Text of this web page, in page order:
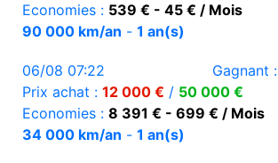
Economies : 539 € - 45 € / Mois
90 000 km/an - 1 an(s)
06/08 07:22 Gagnant :
Prix achat : 12 000 € / 50 000 €
Economies : 8 391 € - 699 € / Mois
34 000 km/an - 1 an(s)